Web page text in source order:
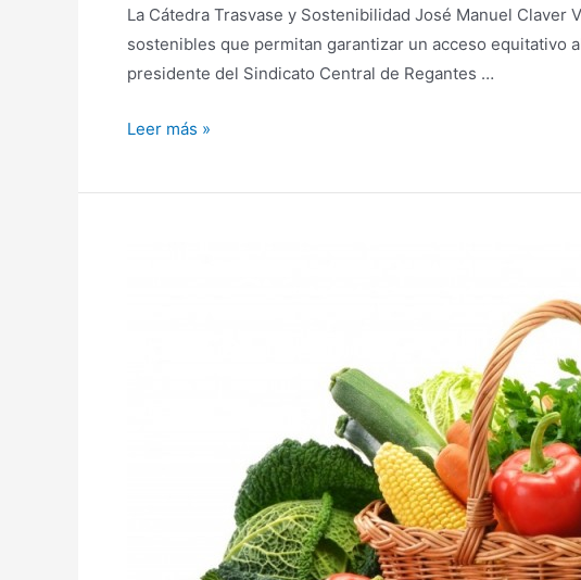
La Cátedra Trasvase y Sostenibilidad José Manuel
sostenibles que permitan garantizar un acceso equitativo
presidente del Sindicato Central de Regantes …
Leer más »